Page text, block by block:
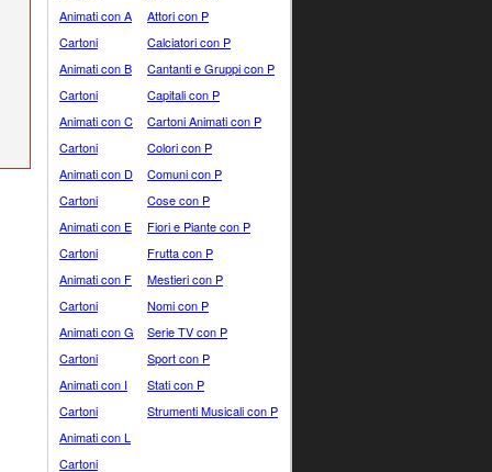
Animati con A
Cartoni
Animati con B
Cartoni
Animati con C
Cartoni
Animati con D
Cartoni
Animati con E
Cartoni
Animati con F
Cartoni
Animati con G
Cartoni
Animati con I
Cartoni
Animati con L
Cartoni
Attori con P
Calciatori con P
Cantanti e Gruppi con P
Capitali con P
Cartoni Animati con P
Colori con P
Comuni con P
Cose con P
Fiori e Piante con P
Frutta con P
Mestieri con P
Nomi con P
Serie TV con P
Sport con P
Stati con P
Strumenti Musicali con P